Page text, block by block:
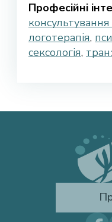
Професійні
логотерапія,
сексологія,